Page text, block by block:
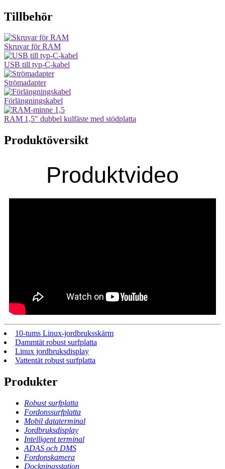
Tillbehör
Skruvar för RAM
USB till typ-C-kabel
Strömadapter
Förlängningskabel
RAM 1,5" dubbel kulfäste med stödplatta
Produktöversikt
Produktvideo
10-tums Linux-jordbruksskärm
Dammtät robust surfplatta
Linux jordbruksdisplay
Vattentät robust surfplatta
Produkter
Robust surfplatta
Fordonssurfplatta
Mobil dataterminal
Jordbruksdisplay
Intelligent terminal
ADAS och DMS
Fordonskamera
Dockningsstation